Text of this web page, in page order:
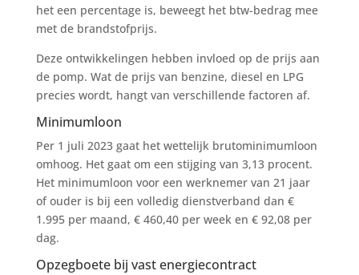
het een percentage is, beweegt het btw-bedrag mee
met de brandstofprijs.
Deze ontwikkelingen hebben invloed op de prijs aan
de pomp. Wat de prijs van benzine, diesel en LPG
precies wordt, hangt van verschillende factoren af.
Minimumloon
Per 1 juli 2023 gaat het wettelijk brutominimumloon
omhoog. Het gaat om een stijging van 3,13 procent.
Het minimumloon voor een werknemer van 21 jaar
of ouder is bij een volledig dienstverband dan €
1.995 per maand, € 460,40 per week en € 92,08 per
dag.
Opzegboete bij vast energiecontract